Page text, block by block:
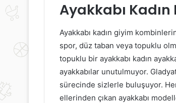
Ayakkabı
Ayakkabı kadın giyim
spor, düz taban veya topuklu
topuklu bir ayakkabı kadın
ayakkabılar unutulmuyor.
sürecinde sizlerle buluşuyor.
ellerinden çıkan ayakkabı
8 Eylül 2019
Kısırlık Riskini Arttıran Faktörler